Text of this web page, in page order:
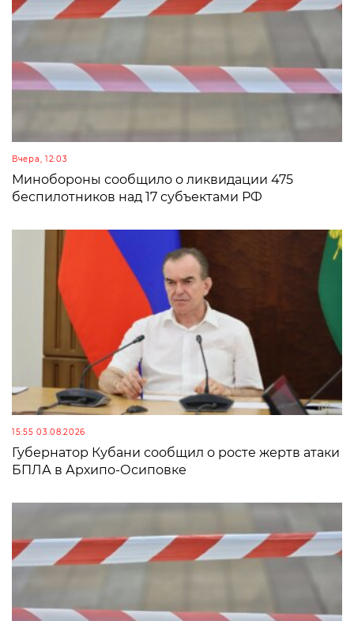
Вчера, 12:03
Минобороны сообщило о ликвидации 475
беспилотников над 17 субъектами РФ
15:55 03.08.2026
Губернатор Кубани сообщил о росте жертв атаки
БПЛА в Архипо-Осиповке